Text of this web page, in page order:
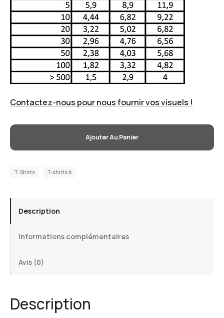
Contactez-nous pour nous fournir vos visuels !
Ajouter Au Panier
T-Shirts T-shirts b
Description
Informations complémentaires
Avis (0)
Description